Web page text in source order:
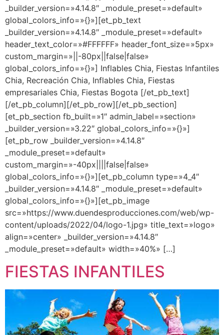
_builder_version=»4.14.8″ _module_preset=»default»
global_colors_info=»{}»][et_pb_text
_builder_version=»4.14.8″ _module_preset=»default»
header_text_color=»#FFFFFF» header_font_size=»5px»
custom_margin=»||-80px||false|false»
global_colors_info=»{}»] Inflables Chia, Fiestas Infantiles
Chia, Recreación Chia, Inflables Chia, Fiestas
empresariales Chia, Fiestas Bogota [/et_pb_text]
[/et_pb_column][/et_pb_row][/et_pb_section]
[et_pb_section fb_built=»1″ admin_label=»section»
_builder_version=»3.22″ global_colors_info=»{}»]
[et_pb_row _builder_version=»4.14.8″
_module_preset=»default»
custom_margin=»-40px||||false|false»
global_colors_info=»{}»][et_pb_column type=»4_4″
_builder_version=»4.14.8″ _module_preset=»default»
global_colors_info=»{}»][et_pb_image
src=»https://www.duendesproducciones.com/web/wp-
content/uploads/2022/04/logo-1.jpg» title_text=»logo»
align=»center» _builder_version=»4.14.8″
_module_preset=»default» width=»40%» […]
FIESTAS INFANTILES